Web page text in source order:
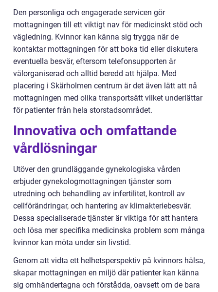
Den personliga och engagerade servicen gör
mottagningen till ett viktigt nav för medicinskt stöd och
vägledning. Kvinnor kan känna sig trygga när de
kontaktar mottagningen för att boka tid eller diskutera
eventuella besvär, eftersom telefonsupporten är
välorganiserad och alltid beredd att hjälpa. Med
placering i Skärholmen centrum är det även lätt att nå
mottagningen med olika transportsätt vilket underlättar
för patienter från hela storstadsområdet.
Innovativa och omfattande
vårdlösningar
Utöver den grundläggande gynekologiska vården
erbjuder gynekologmottagningen tjänster som
utredning och behandling av infertilitet, kontroll av
cellförändringar, och hantering av klimakteriebesvär.
Dessa specialiserade tjänster är viktiga för att hantera
och lösa mer specifika medicinska problem som många
kvinnor kan möta under sin livstid.
Genom att vidta ett helhetsperspektiv på kvinnors hälsa,
skapar mottagningen en miljö där patienter kan känna
sig omhändertagna och förstådda, oavsett om de bara